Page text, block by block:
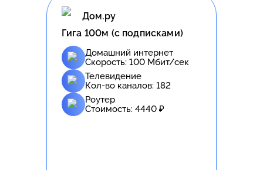
Дом.ру
Гига 100м (с подписками)
Домашний интернет
Скорость: 100 Мбит/сек
Телевидение
Кол-во каналов: 182
Роутер
Стоимость: 4440 ₽